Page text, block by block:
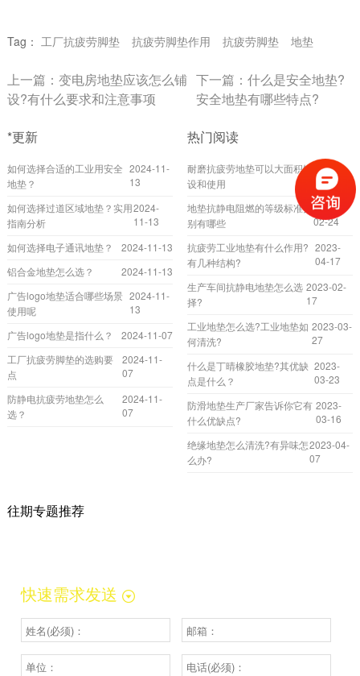
Tag： 工厂抗疲劳脚垫 抗疲劳脚垫作用 抗疲劳脚垫 地垫
上一篇： 变电房地垫应该怎么铺
设?有什么要求和注意事项
下一篇：什么是安全地垫?
安全地垫有哪些特点?
*更新
如何选择合适的工业用安全
地垫？
2024-11-
13
如何选择过道区域地垫？实用
指南分析
2024-
11-13
如何选择电子通讯地垫？
2024-11-13
铝合金地垫怎么选？
2024-11-13
广告logo地垫适合哪些场景
使用呢
2024-11-
13
广告logo地垫是指什么？
2024-11-07
工厂抗疲劳脚垫的选购要
点
2024-11-
07
防静电抗疲劳地垫怎么
选？
2024-11-
07
热门阅读
耐磨抗疲劳地垫可以大面积铺
设和使用
2022-
10-20
地垫抗静电阻燃的等级标准分
别有哪些
2022-
02-24
抗疲劳工业地垫有什么作用?
有几种结构?
2023-
04-17
生产车间抗静电地垫怎么选
择?
2023-02-
17
工业地垫怎么选?工业地垫如
何清洗?
2023-03-
27
什么是丁晴橡胶地垫?其优缺
点是什么？
2023-
03-23
防滑地垫生产厂家告诉你它有
什么优缺点?
2023-
03-16
绝缘地垫怎么清洗?有异味怎
么办?
2023-04-
07
往期专题推荐
快速需求发送